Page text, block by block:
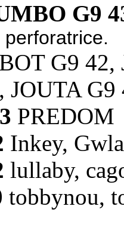
G9
G9
JOUTA G9
PREDOM
Inkey,
lullaby,
tobbynou,